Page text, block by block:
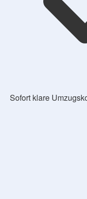
Sofort klare